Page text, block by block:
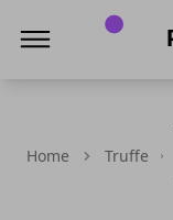
Home Truffe